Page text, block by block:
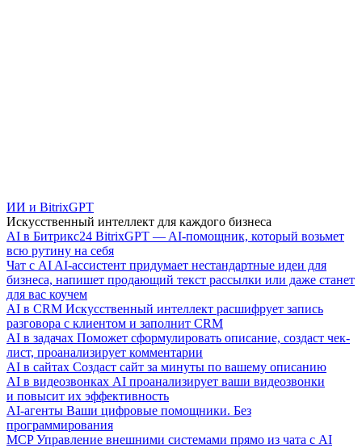
ИИ и BitrixGPT
Искусственный интеллект для каждого бизнеса
AI в Битрикс24 BitrixGPT — AI-помощник, который возьмет
всю рутину на себя
Чат с AI AI-ассистент придумает нестандартные идеи для
бизнеса, напишет продающий текст рассылки или даже станет
для вас коучем
AI в CRM Искусственный интеллект расшифрует запись
разговора с клиентом и заполнит CRM
AI в задачах Поможет сформулировать описание, создаст чек-
лист, проанализирует комментарии
AI в сайтах Создаст сайт за минуты по вашему описанию
AI в видеозвонках AI проанализирует ваши видеозвонки
и повысит их эффективность
AI-агенты Ваши цифровые помощники. Без
программирования
MCP Управление внешними системами прямо из чата с AI